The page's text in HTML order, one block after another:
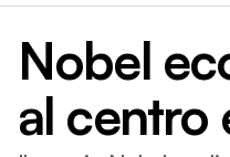
Nobel
al centro